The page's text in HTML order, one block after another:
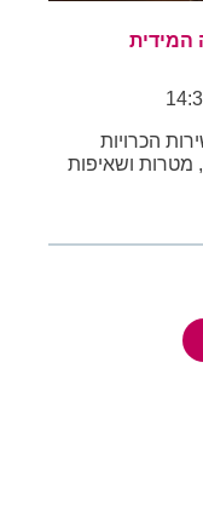
המידית
הכרויות
מטרות ושאיפות